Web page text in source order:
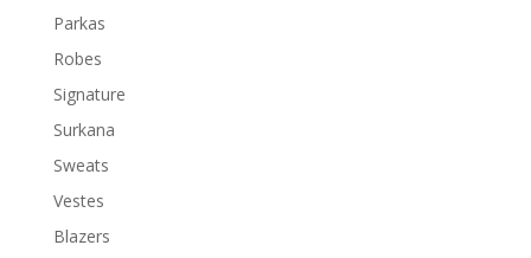
Parkas
Robes
Signature
Surkana
Sweats
Vestes
Blazers